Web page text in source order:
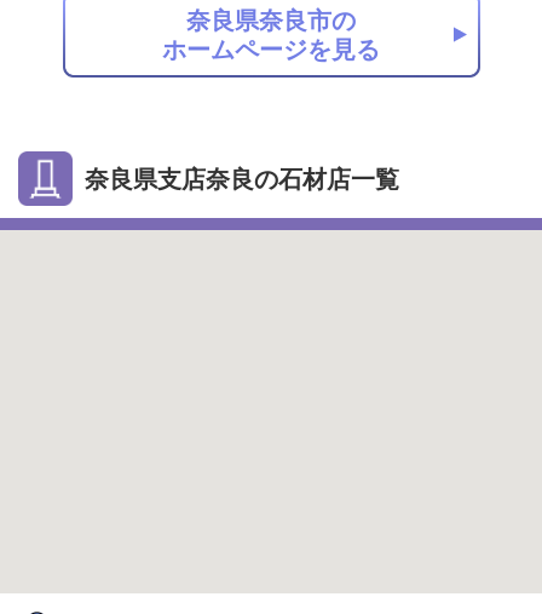
奈良県奈良市の
ホームページを見る
奈良県支店奈良の石材店一覧